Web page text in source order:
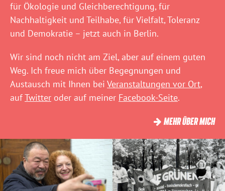
für Ökologie und Gleichberechtigung, für
Nachhaltigkeit und Teilhabe, für Vielfalt, Toleranz
und Demokratie – jetzt auch in Berlin.
Wir sind noch nicht am Ziel, aber auf einem guten
Weg. Ich freue mich über Begegnungen und
Austausch mit Ihnen bei Veranstaltungen vor Ort,
aufTwitter oder auf meiner Facebook-Seite.
MEHR ÜBER MICH